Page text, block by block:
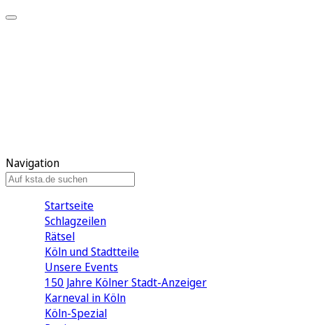
Navigation
Startseite
Schlagzeilen
Rätsel
Köln und Stadtteile
Unsere Events
150 Jahre Kölner Stadt-Anzeiger
Karneval in Köln
Köln-Spezial